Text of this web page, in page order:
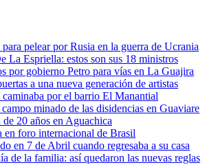
pelear por Rusia en la guerra de Ucrania
La Espriella: estos son sus 18 ministros
por gobierno Petro para vías en La Guajira
a una nueva generación de artistas
por el barrio El Manantial
minado de las disidencias en Guaviare
20 años en Aguachica
en foro internacional de Brasil
en 7 de Abril cuando regresaba a su casa
de la familia: así quedaron las nuevas reglas